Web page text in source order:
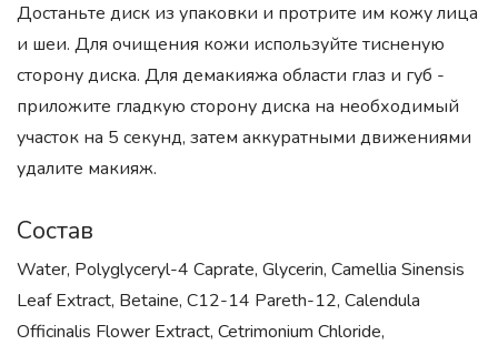
Достаньте диск из упаковки и протрите им кожу лица
и шеи. Для очищения кожи используйте тисненую
сторону диска. Для демакияжа области глаз и губ -
приложите гладкую сторону диска на необходимый
участок на 5 секунд, затем аккуратными движениями
удалите макияж.
Состав
Water, Polyglyceryl-4 Caprate, Glycerin, Camellia Sinensis
Leaf Extract, Betaine, C12-14 Pareth-12, Calendula
Officinalis Flower Extract, Cetrimonium Chloride,